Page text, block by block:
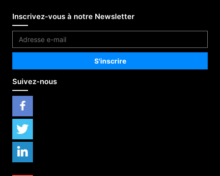
Inscrivez-vous à notre Newsletter
Suivez-nous